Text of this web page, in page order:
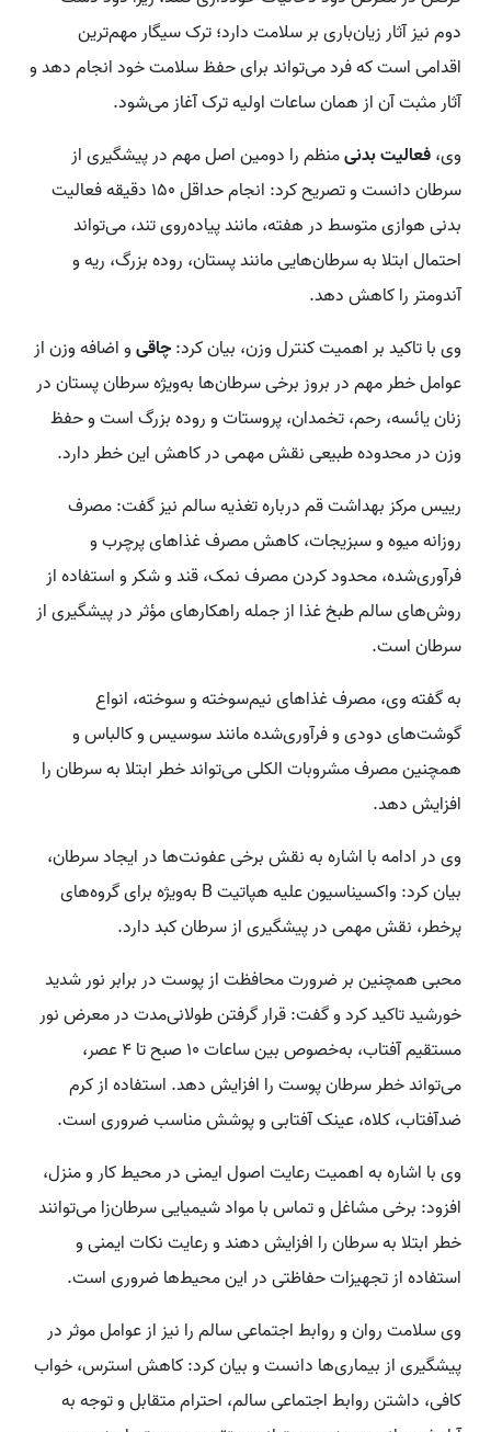
دوم نیز آثار زیان‌باری بر سلامت دارد؛ ترک سیگار مهم‌ترین
اقدامی است که فرد می‌تواند برای حفظ سلامت خود انجام دهد و
آثار مثبت آن از همان ساعات اولیه ترک آغاز می‌شود.
وی،فعالیت بدنیمنظم را دومین اصل مهم در پیشگیری از
سرطان دانست و تصریح کرد: انجام حداقل ۱۵۰ دقیقه فعالیت
بدنی هوازی متوسط در هفته، مانند پیاده‌روی تند، می‌تواند
احتمال ابتلا به سرطان‌هایی مانند پستان، روده بزرگ، ریه و
آندومتر را کاهش دهد.
وی با تاکید بر اهمیت کنترل وزن، بیان کرد:چاقیو اضافه وزن از
عوامل خطر مهم در بروز برخی سرطان‌ها به‌ویژه سرطان پستان در
زنان یائسه، رحم، تخمدان، پروستات و روده بزرگ است و حفظ
وزن در محدوده طبیعی نقش مهمی در کاهش این خطر دارد.
رییس مرکز بهداشت قم درباره تغذیه سالم نیز گفت: مصرف
روزانه میوه و سبزیجات، کاهش مصرف غذاهای پرچرب و
فرآوری‌شده، محدود کردن مصرف نمک، قند و شکر و استفاده از
روش‌های سالم طبخ غذا از جمله راهکارهای مؤثر در پیشگیری از
سرطان است.
به گفته وی، مصرف غذاهای نیم‌سوخته و سوخته، انواع
گوشت‌های دودی و فرآوری‌شده مانند سوسیس و کالباس و
همچنین مصرف مشروبات الکلی می‌تواند خطر ابتلا به سرطان را
افزایش دهد.
وی در ادامه با اشاره به نقش برخی عفونت‌ها در ایجاد سرطان،
بیان کرد: واکسیناسیون علیه هپاتیت B به‌ویژه برای گروه‌های
پرخطر، نقش مهمی در پیشگیری از سرطان کبد دارد.
محبی همچنین بر ضرورت محافظت از پوست در برابر نور شدید
خورشید تاکید کرد و گفت: قرار گرفتن طولانی‌مدت در معرض نور
مستقیم آفتاب، به‌خصوص بین ساعات ۱۰ صبح تا ۴ عصر،
می‌تواند خطر سرطان پوست را افزایش دهد. استفاده از کرم
ضدآفتاب، کلاه، عینک آفتابی و پوشش مناسب ضروری است.
وی با اشاره به اهمیت رعایت اصول ایمنی در محیط کار و منزل،
افزود: برخی مشاغل و تماس با مواد شیمیایی سرطان‌زا می‌توانند
خطر ابتلا به سرطان را افزایش دهند و رعایت نکات ایمنی و
استفاده از تجهیزات حفاظتی در این محیط‌ها ضروری است.
وی سلامت روان و روابط اجتماعی سالم را نیز از عوامل موثر در
پیشگیری از بیماری‌ها دانست و بیان کرد: کاهش استرس، خواب
کافی، داشتن روابط اجتماعی سالم، احترام متقابل و توجه به